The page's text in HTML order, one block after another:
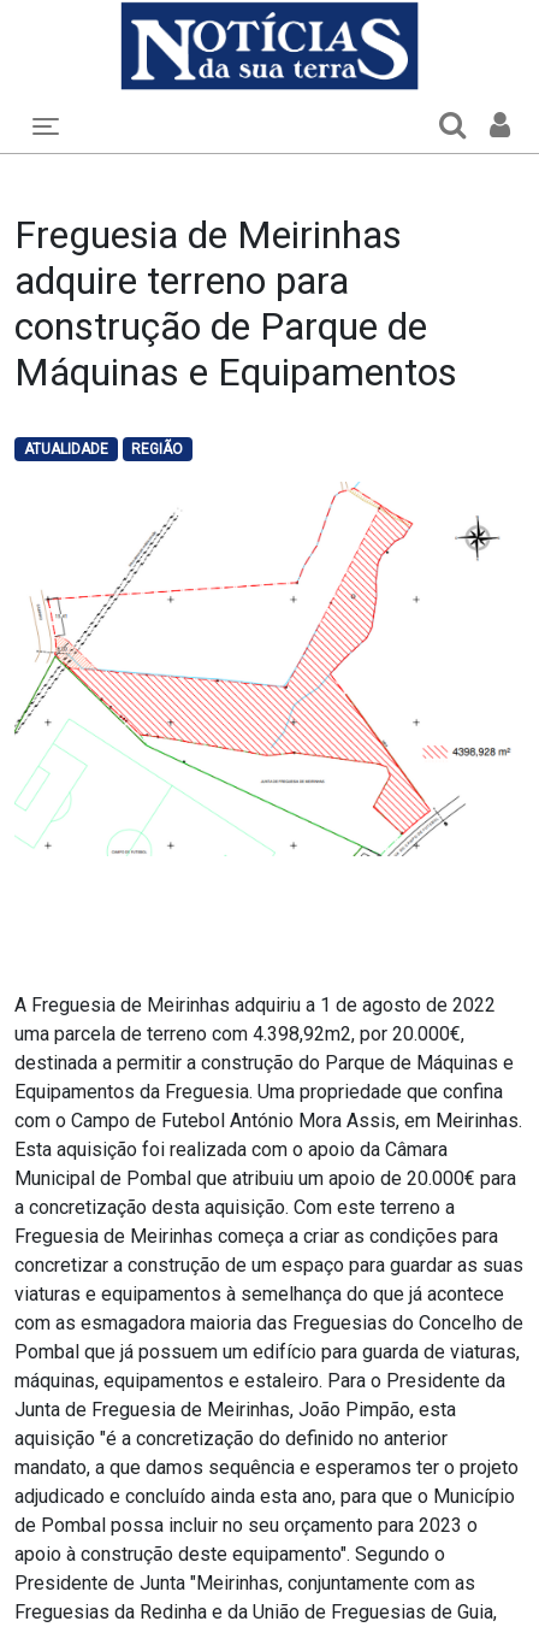
Toggle navigation
Freguesia de Meirinhas
adquire terreno para
construção de Parque de
Máquinas e Equipamentos
ATUALIDADE REGIÃO
A Freguesia de Meirinhas adquiriu a 1 de agosto de 2022
uma parcela de terreno com 4.398,92m2, por 20.000€,
destinada a permitir a construção do Parque de Máquinas e
Equipamentos da Freguesia. Uma propriedade que confina
com o Campo de Futebol António Mora Assis, em Meirinhas.
Esta aquisição foi realizada com o apoio da Câmara
Municipal de Pombal que atribuiu um apoio de 20.000€ para
a concretização desta aquisição. Com este terreno a
Freguesia de Meirinhas começa a criar as condições para
concretizar a construção de um espaço para guardar as suas
viaturas e equipamentos à semelhança do que já acontece
com as esmagadora maioria das Freguesias do Concelho de
Pombal que já possuem um edifício para guarda de viaturas,
máquinas, equipamentos e estaleiro. Para o Presidente da
Junta de Freguesia de Meirinhas, João Pimpão, esta
aquisição "é a concretização do definido no anterior
mandato, a que damos sequência e esperamos ter o projeto
adjudicado e concluído ainda esta ano, para que o Município
de Pombal possa incluir no seu orçamento para 2023 o
apoio à construção deste equipamento". Segundo o
Presidente de Junta "Meirinhas, conjuntamente com as
Freguesias da Redinha e da União de Freguesias de Guia,